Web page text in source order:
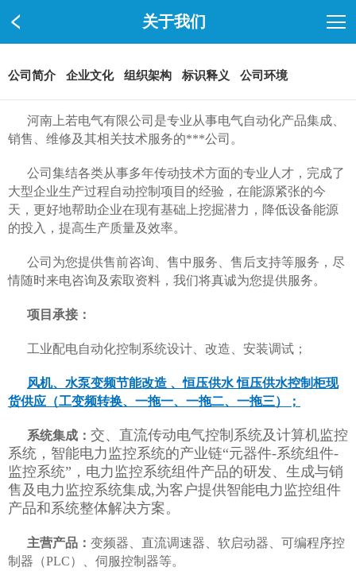
关于我们
公司简介 企业文化 组织架构 标识释义 公司环境
河南上若电气有限公司是专业从事电气自动化产品集成、
销售、维修及其相关技术服务的***公司。
公司集结各类从事多年传动技术方面的专业人才，完成了
大型企业生产过程自动控制项目的经验，在能源紧张的今
天，更好地帮助企业在现有基础上挖掘潜力，降低设备能源
的投入，提高生产质量及效率。
公司为您提供售前咨询、售中服务、售后支持等服务，尽
情随时来电咨询及索取资料，我们将真诚为您提供服务。
项目承接：
工业配电自动化控制系统设计、改造、安装调试；
风机、水泵变频节能改造 、恒压供水 恒压供水控制柜现
货供应（工变频转换、一拖一、一拖二、一拖三）；
系统集成： 交、直流传动电气控制系统及计算机监控
系统，智能电力监控系统的产业链“元器件-系统组件-
监控系统”，电力监控系统组件产品的研发、生成与销
售及电力监控系统集成,为客户提供智能电力监控组件
产品和系统整体解决方案。
主营产品： 变频器、直流调速器、软启动器、可编程序控
制器（PLC）、伺服控制器等。